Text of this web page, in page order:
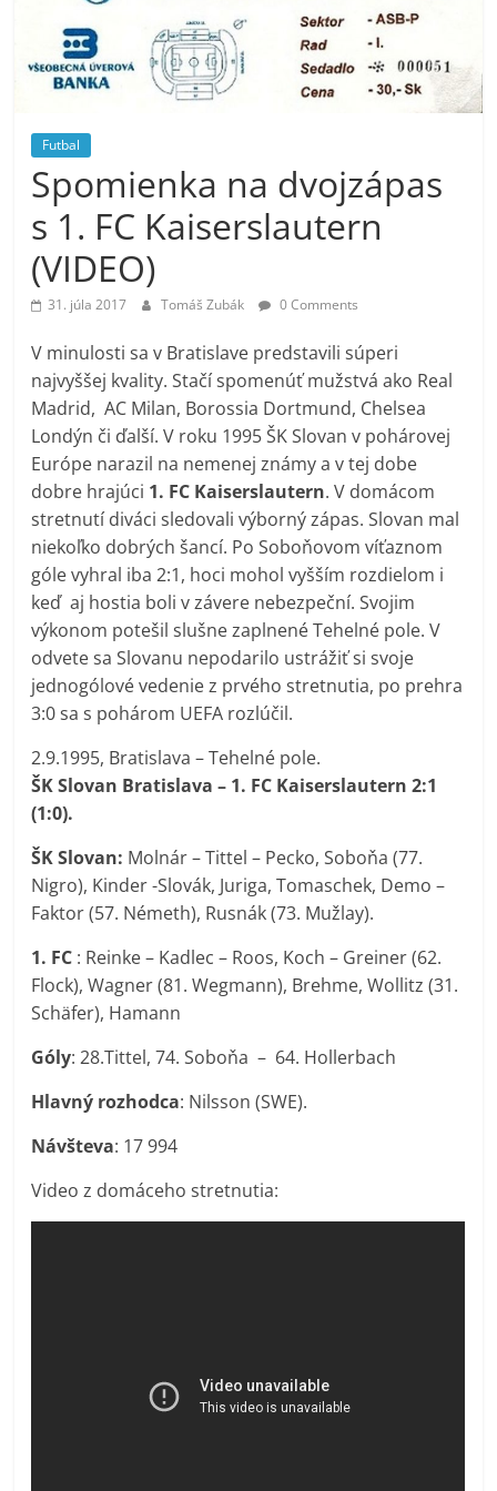
Futbal
Spomienka na dvojzápas
s 1. FC Kaiserslautern
(VIDEO)
31. júla 2017 Tomáš Zubák 0 Comments
V minulosti sa v Bratislave predstavili súperi
najvyššej kvality. Stačí spomenúť mužstvá ako Real
Madrid, AC Milan, Borossia Dortmund, Chelsea
Londýn či ďalší. V roku 1995 ŠK Slovan v pohárovej
Európe narazil na nemenej známy a v tej dobe
dobre hrajúci 1. FC Kaiserslautern. V domácom
stretnutí diváci sledovali výborný zápas. Slovan mal
niekoľko dobrých šancí. Po Soboňovom víťaznom
góle vyhral iba 2:1, hoci mohol vyšším rozdielom i
keď aj hostia boli v závere nebezpeční. Svojim
výkonom potešil slušne zaplnené Tehelné pole. V
odvete sa Slovanu nepodarilo ustrážiť si svoje
jednogólové vedenie z prvého stretnutia, po prehra
3:0 sa s pohárom UEFA rozlúčil.
2.9.1995, Bratislava – Tehelné pole.
ŠK Slovan Bratislava – 1. FC Kaiserslautern 2:1
(1:0).
ŠK Slovan: Molnár – Tittel – Pecko, Soboňa (77.
Nigro), Kinder -Slovák, Juriga, Tomaschek, Demo –
Faktor (57. Németh), Rusnák (73. Mužlay).
1. FC : Reinke – Kadlec – Roos, Koch – Greiner (62.
Flock), Wagner (81. Wegmann), Brehme, Wollitz (31.
Schäfer), Hamann
Góly: 28.Tittel, 74. Soboňa – 64. Hollerbach
Hlavný rozhodca: Nilsson (SWE).
Návšteva: 17 994
Video z domáceho stretnutia: